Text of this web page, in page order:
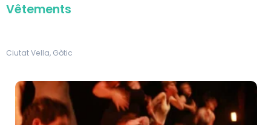
Vêtements
Ciutat Vella, Gòtic